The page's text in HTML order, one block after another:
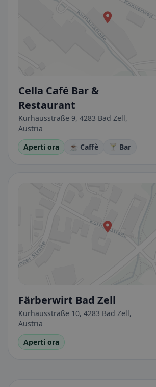
Cella Café Bar &
Restaurant
Kurhausstraße 9, 4283 Bad Zell,
Austria
Aperti ora ☕ Caffè 🍸 Bar
Färberwirt Bad Zell
Kurhausstraße 10, 4283 Bad Zell,
Austria
Aperti ora